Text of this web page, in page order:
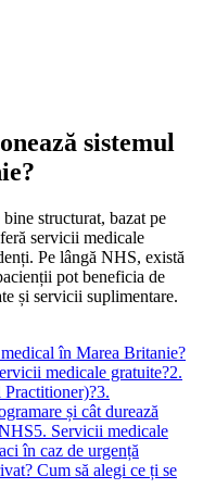
sistemul
structurat, bazat pe
servicii medicale
Pe lângă NHS, există
pot beneficia de
și servicii suplimentare.
în Marea Britanie?
medicale gratuite?2.
Practitioner)?3.
și cât durează
5. Servicii medicale
în caz de urgență
Cum să alegi ce ți se